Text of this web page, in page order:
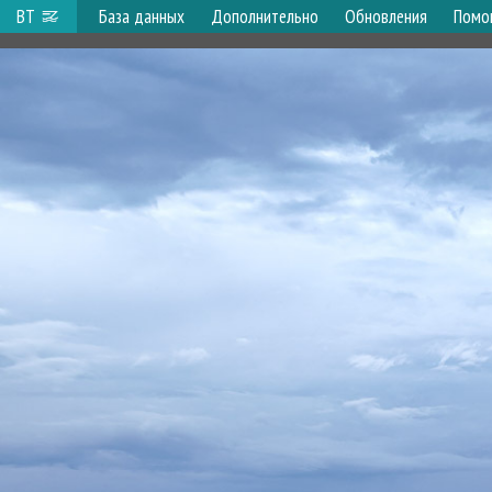
ВТ База данных Дополнительно Обновления